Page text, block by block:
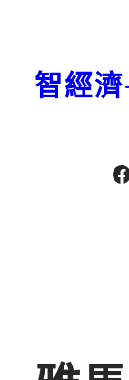
Facebook
智經